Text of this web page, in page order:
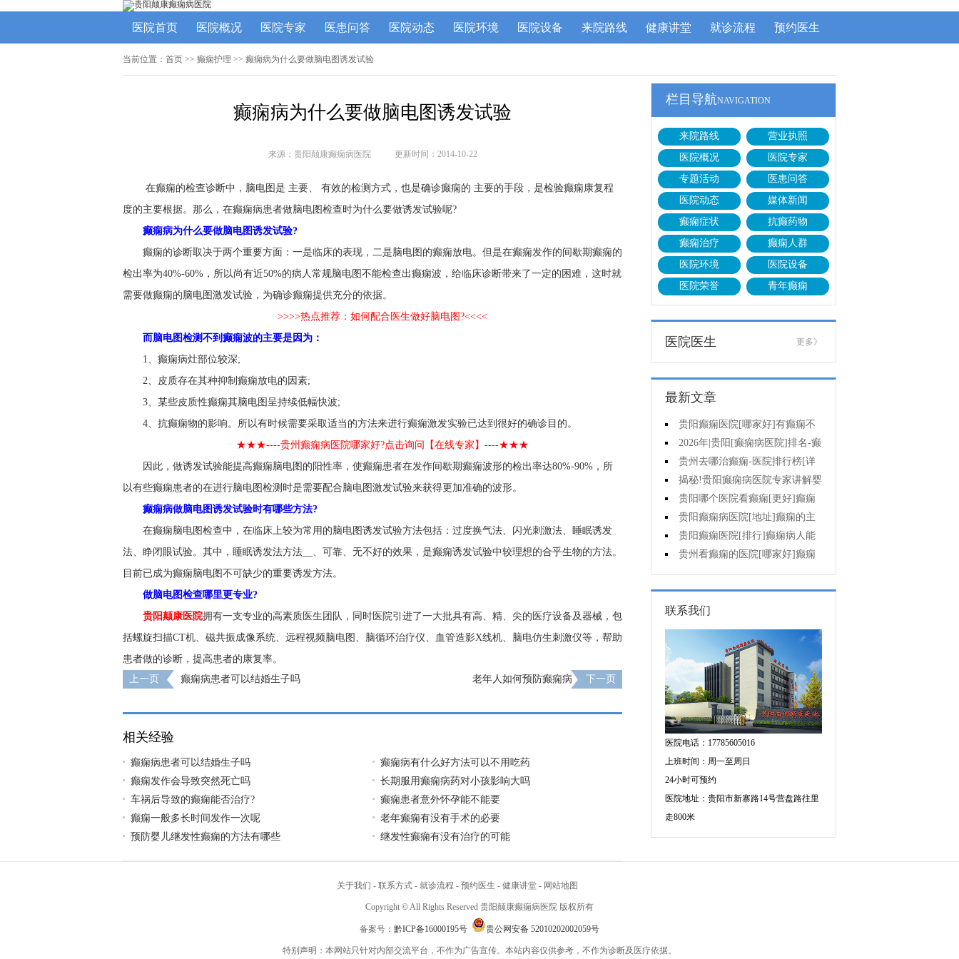
医院首页 医院概况 医院专家 医患问答 医院动态 医院环境 医院设备 来院路线 健康讲堂 就诊流程 预约医生
当前位置： 首页 >> 癫痫护理 >> 癫痫病为什么要做脑电图诱发试验
癫痫病为什么要做脑电图诱发试验
来源：贵阳颠康癫痫病医院 更新时间：2014-10-22
在癫痫的检查诊断中，脑电图是 主要、 有效的检测方式，也是确诊癫痫的 主要的手段，是检验癫痫康复程
度的主要根据。那么，在癫痫病患者做脑电图检查时为什么要做诱发试验呢?
癫痫病为什么要做脑电图诱发试验?
癫痫的诊断取决于两个重要方面：一是临床的表现，二是脑电图的癫痫放电。但是在癫痫发作的间歇期癫痫的
检出率为40%-60%，所以尚有近50%的病人常规脑电图不能检查出癫痫波，给临床诊断带来了一定的困难，这时就
需要做癫痫的脑电图激发试验，为确诊癫痫提供充分的依据。
>>>>热点推荐：如何配合医生做好脑电图?<<<<
而脑电图检测不到癫痫波的主要是因为：
1、癫痫病灶部位较深;
2、皮质存在其种抑制癫痫放电的因素;
3、某些皮质性癫痫其脑电图呈持续低幅快波;
4、抗癫痫物的影响。所以有时候需要采取适当的方法来进行癫痫激发实验已达到很好的确诊目的。
★★★----贵州癫痫病医院哪家好?点击询问【在线专家】----★★★
因此，做诱发试验能提高癫痫脑电图的阳性率，使癫痫患者在发作间歇期癫痫波形的检出率达80%-90%，所
以有些癫痫患者的在进行脑电图检测时是需要配合脑电图激发试验来获得更加准确的波形。
癫痫病做脑电图诱发试验时有哪些方法?
在癫痫脑电图检查中，在临床上较为常用的脑电图诱发试验方法包括：过度换气法、闪光刺激法、睡眠诱发
法、睁闭眼试验。其中，睡眠诱发法方法__、可靠、无不好的效果，是癫痫诱发试验中较理想的合乎生物的方法。
目前已成为癫痫脑电图不可缺少的重要诱发方法。
做脑电图检查哪里更专业?
贵阳颠康医院拥有一支专业的高素质医生团队，同时医院引进了一大批具有高、精、尖的医疗设备及器械，包
括螺旋扫描CT机、磁共振成像系统、远程视频脑电图、脑循环治疗仪、血管造影X线机、脑电仿生刺激仪等，帮助
患者做的诊断，提高患者的康复率。
上一页
癫痫病患者可以结婚生子吗 老年人如何预防癫痫病 下一页
相关经验
癫痫病患者可以结婚生子吗
癫痫病有什么好方法可以不用吃药
癫痫发作会导致突然死亡吗
长期服用癫痫病药对小孩影响大吗
车祸后导致的癫痫能否治疗?
癫痫患者意外怀孕能不能要
癫痫一般多长时间发作一次呢
老年癫痫有没有手术的必要
预防婴儿继发性癫痫的方法有哪些
继发性癫痫有没有治疗的可能
栏目导航NAVIGATION
来院路线
营业执照
医院概况
医院专家
专题活动
医患问答
医院动态
媒体新闻
癫痫症状
抗癫药物
癫痫治疗
癫痫人群
医院环境
医院设备
医院荣誉
青年癫痫
医院医生 更多》
最新文章
贵阳癫痫医院[哪家好]有癫痫不
能吃什么?
2026年|贵阳[癫痫病医院]排名-癫
痫病人检查对身体有影响吗?
贵州去哪治癫痫-医院排行榜[详
细排名]癫痫会导致病人精神失常
吗?
揭秘!贵阳癫痫病医院专家讲解婴
儿为什么会得癫痫呢
贵阳哪个医院看癫痫[更好]癫痫
发作有什么症状表现?
贵阳癫痫病医院[地址]癫痫的主
要症状是什么?
贵阳癫痫医院[排行]癫痫病人能
熬夜吗?
贵州看癫痫的医院[哪家好]癫痫
的三大类原因?
联系我们
医院电话：17785605016
上班时间：周一至周日
24小时可预约
医院地址：贵阳市新寨路14号营盘路往里
走800米
关于我们 - 联系方式 - 就诊流程 - 预约医生 - 健康讲堂 - 网站地图
Copyright © All Rights Reserved 贵阳颠康癫痫病医院 版权所有
备案号： 黔ICP备16000195号 贵公网安备 52010202002059号
特别声明：本网站只针对内部交流平台，不作为广告宣传。本站内容仅供参考，不作为诊断及医疗依据。